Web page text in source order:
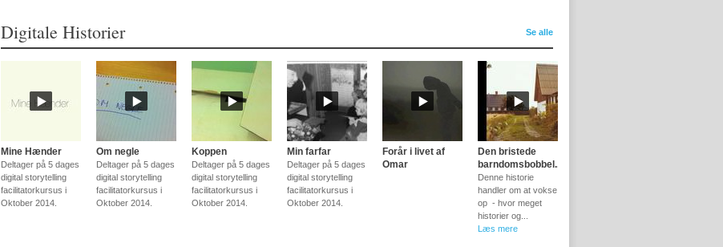
Digitale Historier Se alle
Mine Hænder
Deltager på 5 dages
digital storytelling
facilitatorkursus i
Oktober 2014.
Om negle
Deltager på 5 dages
digital storytelling
facilitatorkursus i
Oktober 2014.
Koppen
Deltager på 5 dages
digital storytelling
facilitatorkursus i
Oktober 2014.
Min farfar
Deltager på 5 dages
digital storytelling
facilitatorkursus i
Oktober 2014.
Forår i livet af
Omar
Den bristede
barndomsbobbel...
Denne historie
handler om at vokse
op - hvor meget
historier og...
Læs mere